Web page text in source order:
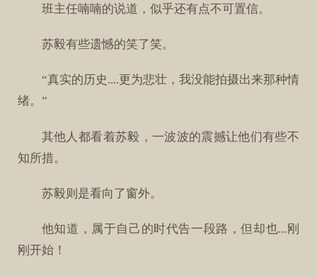
班主任喃喃的说道，似乎还有点不可置信。
苏毅有些遗憾的笑了笑。
“真实的历史....更为悲壮，我没能拍摄出来那种情
绪。”
其他人都看着苏毅，一波波的震撼让他们有些不
知所措。
苏毅则是看向了窗外。
他知道，属于自己的时代告一段路，但却也...刚
刚开始！